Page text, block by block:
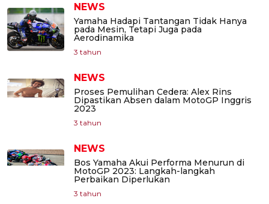
NEWS
Yamaha Hadapi Tantangan Tidak Hanya
pada Mesin, Tetapi Juga pada
Aerodinamika
3 tahun
NEWS
Proses Pemulihan Cedera: Alex Rins
Dipastikan Absen dalam MotoGP Inggris
2023
3 tahun
NEWS
Bos Yamaha Akui Performa Menurun di
MotoGP 2023: Langkah-langkah
Perbaikan Diperlukan
3 tahun